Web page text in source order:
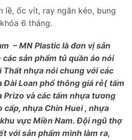
lề, ốc vít, ray ngăn kéo, bung
6 tháng.
– MN Plastic là đơn vị sản
sản phẩm tủ quần áo nói
Thất nhựa nói chung với các
Loan phổ thông giá rẻ( tấm
Prizo và các tấm nhựa tương
nhựa Chin Huei , nhựa
vực Miền Nam. Đội ngũ thợ
với sản phẩm mình làm ra,